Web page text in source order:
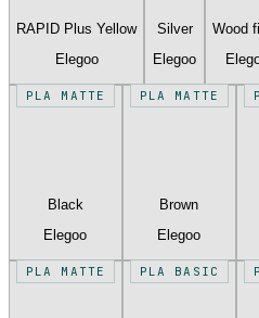
RAPID Plus Yellow
Elegoo
Silver
Elegoo
Wood
PLA MATTE
Black
Elegoo
PLA MATTE
Brown
Elegoo
PLA MATTE PLA BASIC